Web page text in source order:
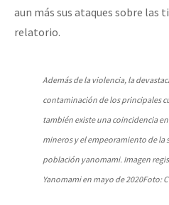
Otras secciones
Semillero Guerra contra la
Libros para descargar
Medios Libres
COVID-19
Eventos
aun más sus ataques sobre las
relatorio.
Además de la violencia, la
contaminación de los principales
también existe una coincidencia
mineros y el empeoramiento de la
población yanomami. Imagen
Yanomami en mayo de 2020Foto: